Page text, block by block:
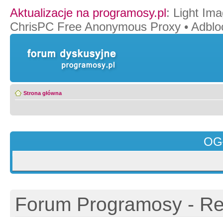
Aktualizacje na programosy.pl: Light
ChrisPC Free Anonymous Proxy •
Strona główna
Forum Programosy -